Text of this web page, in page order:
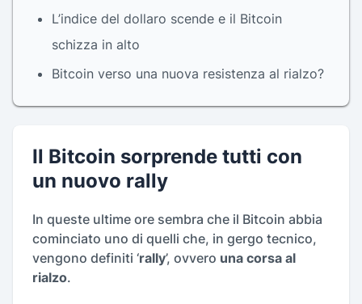
L’indice del dollaro scende e il Bitcoin
schizza in alto
Bitcoin verso una nuova resistenza al rialzo?
Il Bitcoin sorprende tutti con
un nuovo rally
In queste ultime ore sembra che il Bitcoin abbia
cominciato uno di quelli che, in gergo tecnico,
vengono definiti ‘rally’, ovvero una corsa al
rialzo.